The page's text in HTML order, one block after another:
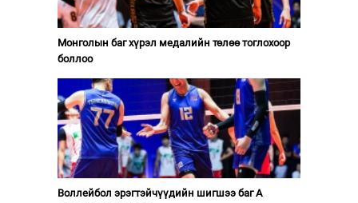
Монголын баг хүрэл медалийн төлөө тоглохоор
боллоо
Воллейбол эрэгтэйчүүдийн шигшээ баг А